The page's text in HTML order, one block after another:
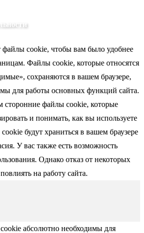
файлы cookie, чтобы вам было удобнее
Файлы cookie, которые относятся
сохраняются в вашем браузере,
для работы основных функций сайта.
сторонние файлы cookie, которые
и понимать, как вы используете
будут храниться в вашем браузере
У вас также есть возможность
Однако отказ от некоторых
на работу сайта.
абсолютно необходимы для